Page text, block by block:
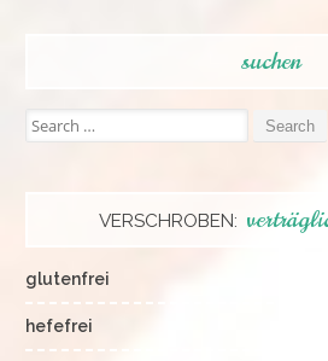
suchen
Search
for:
VERSCHROBEN:
glutenfrei
hefefrei